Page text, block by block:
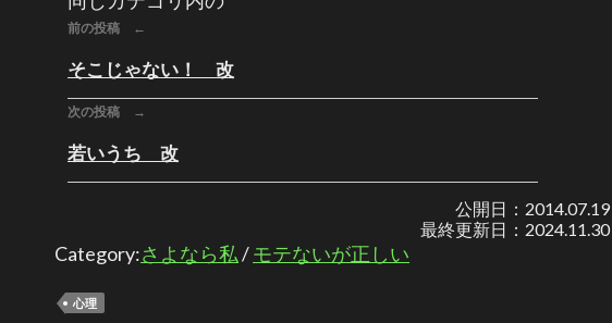
前の投稿 ←
そこじゃない！ 改
次の投稿 →
若いうち 改
公開日： 2014.07.19
最終更新日： 2024.11.30
Category:さよなら私/モテないが正しい
心理